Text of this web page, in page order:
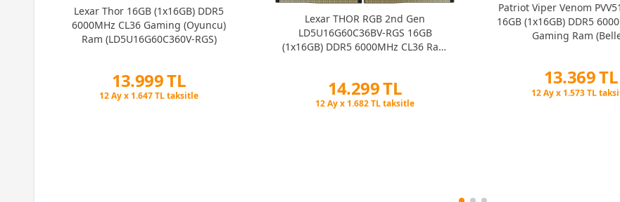
Lexar Thor 16GB (1x16GB) DDR5
6000MHz CL36 Gaming (Oyuncu)
Ram (LD5U16G60C360V-RGS)
13.999 TL
Peşin Fiyatına 3 Taksit
Lexar THOR RGB 2nd Gen
LD5U16G60C36BV-RGS 16GB
(1x16GB) DDR5 6000MHz CL36 Ram
14.299 TL
Peşin Fiyatına 3 Taksit
Patriot Viper Venom
16GB (1x16GB) DDR5
Gaming Ram
13.369 TL
Peşin Fiyatına 3